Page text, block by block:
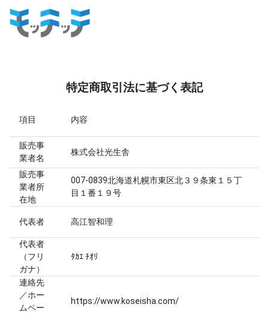
特定商取引法に基づく表記
項目 内容
販売事
業者名
株式会社光生舎
販売事
業者所
在地
007-0839北海道札幌市東区北３９条東１５丁
目１番１９号
代表者 高江智和理
代表者
（フリ
ガナ）
ﾀｶｴ ﾁｵﾘ
連絡先
／ホー
ムペー
https://www.koseisha.com/